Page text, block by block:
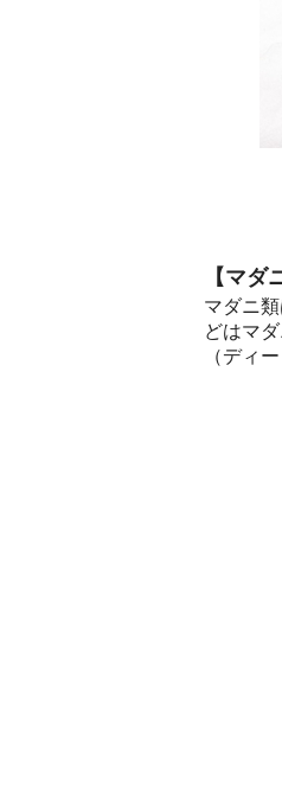
【マダ
マダニ
どはマ
（ディ